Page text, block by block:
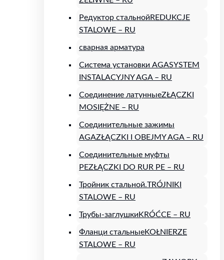
Редуктор стальной REDUKCJE
STALOWE – RU
сварная арматура
Система установки AGASYSTEM
INSTALACYJNY AGA – RU
Соединение латунныеZŁĄCZKI
MOSIĘŻNE – RU
Соединительные зажимы
AGAZŁĄCZKI I OBEJMY AGA – RU
Соединительные муфты
PEZŁĄCZKI DO RUR PE – RU
Тройник стальной.TRÓJNIKI
STALOWE – RU
Трубы-заглушки KRÓĆCE – RU
Фланци стальныеKOŁNIERZE
STALOWE – RU